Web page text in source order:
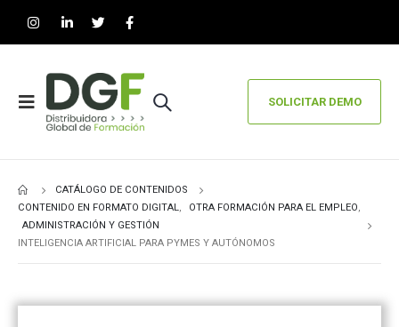
SOLICITAR DEMO
CATÁLOGO DE CONTENIDOS
CONTENIDO EN FORMATO DIGITAL, OTRA FORMACIÓN PARA EL EMPLEO,
ADMINISTRACIÓN Y GESTIÓN
INTELIGENCIA ARTIFICIAL PARA PYMES Y AUTÓNOMOS